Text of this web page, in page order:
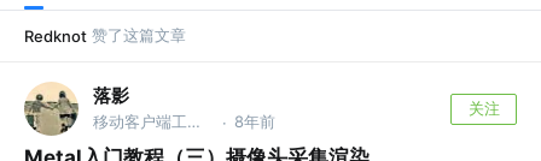
Redknot 赞了这篇文章
落影
移动客户端工程师 @字节跳动-诚邀共事 · 8年前
关注